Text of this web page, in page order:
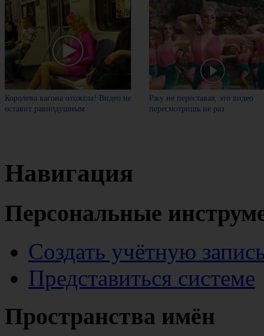
Королева вагона отожгла! Видео не
оставит равнодушным
Ржу не переставая, это видео
пересмотришь не раз
Навигация
Персональные
Создать учётную
Представиться системе
Пространства имён